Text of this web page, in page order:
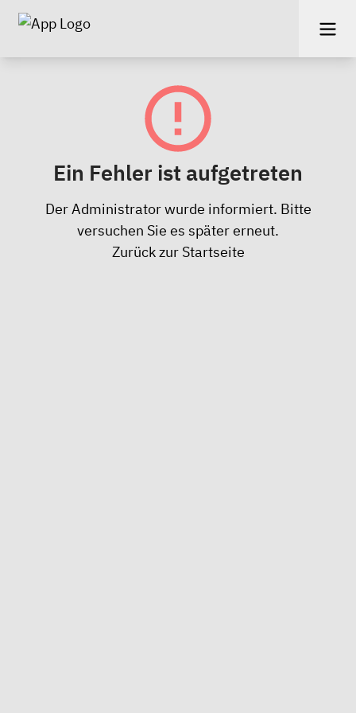
Ein Fehler ist aufgetreten
Der Administrator wurde informiert. Bitte
versuchen Sie es später erneut.
Zurück zur Startseite